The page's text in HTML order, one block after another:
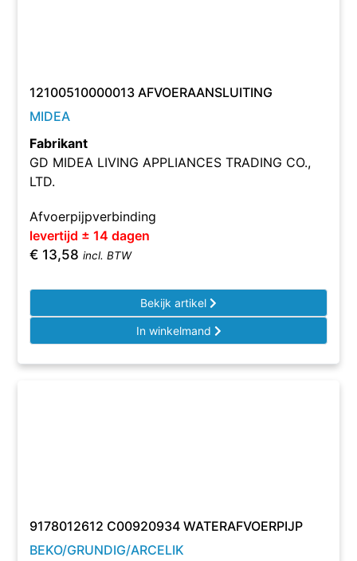
12100510000013 AFVOERAANSLUITING
MIDEA
Fabrikant
GD MIDEA LIVING APPLIANCES TRADING CO.,
LTD.
Afvoerpijpverbinding
levertijd ± 14 dagen
€ 13,58 incl. BTW
Bekijk artikel
In winkelmand
9178012612 C00920934 WATERAFVOERPIJP
BEKO/GRUNDIG/ARCELIK